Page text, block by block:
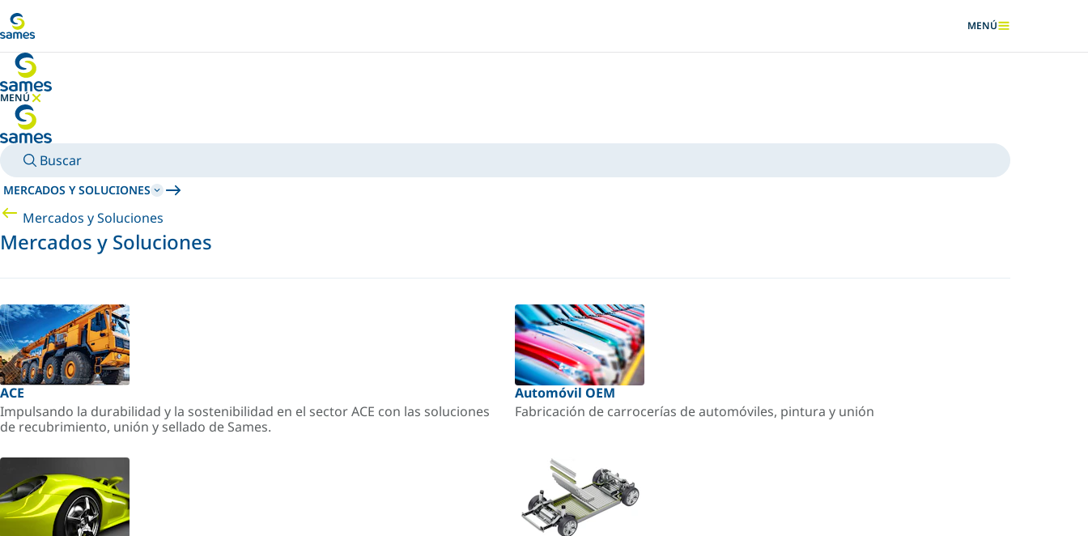
MOSTRAR
MENÚ
MENÚ
OCULTAR MENÚ
Buscar
MERCADOS Y SOLUCIONES
Mercados y Soluciones
Mercados y Soluciones
ACE
Impulsando la durabilidad y la sostenibilidad en el sector ACE con las soluciones
de recubrimiento, unión y sellado de Sames.
Automóvil OEM
Fabricación de carrocerías de automóviles, pintura y unión